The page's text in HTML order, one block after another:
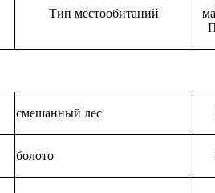
Тип местообитаний
смешанный лес
болото